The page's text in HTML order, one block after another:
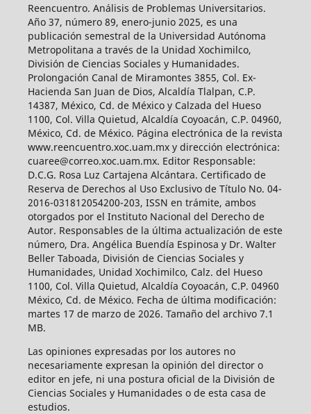
Reencuentro. Análisis de Problemas Universitarios.
Año 37, número 89, enero-junio 2025, es una
publicación semestral de la Universidad Autónoma
Metropolitana a través de la Unidad Xochimilco,
División de Ciencias Sociales y Humanidades.
Prolongación Canal de Miramontes 3855, Col. Ex-
Hacienda San Juan de Dios, Alcaldía Tlalpan, C.P.
14387, México, Cd. de México y Calzada del Hueso
1100, Col. Villa Quietud, Alcaldía Coyoacán, C.P. 04960,
México, Cd. de México. Página electrónica de la revista
www.reencuentro.xoc.uam.mx y dirección electrónica:
cuaree@correo.xoc.uam.mx. Editor Responsable:
D.C.G. Rosa Luz Cartajena Alcántara. Certificado de
Reserva de Derechos al Uso Exclusivo de Título No. 04-
2016-031812054200-203, ISSN en trámite, ambos
otorgados por el Instituto Nacional del Derecho de
Autor. Responsables de la última actualización de este
número, Dra. Angélica Buendía Espinosa y Dr. Walter
Beller Taboada, División de Ciencias Sociales y
Humanidades, Unidad Xochimilco, Calz. del Hueso
1100, Col. Villa Quietud, Alcaldía Coyoacán, C.P. 04960
México, Cd. de México. Fecha de última modificación:
martes 17 de marzo de 2026. Tamaño del archivo 7.1
MB.
Las opiniones expresadas por los autores no
necesariamente expresan la opinión del director o
editor en jefe, ni una postura oficial de la División de
Ciencias Sociales y Humanidades o de esta casa de
estudios.